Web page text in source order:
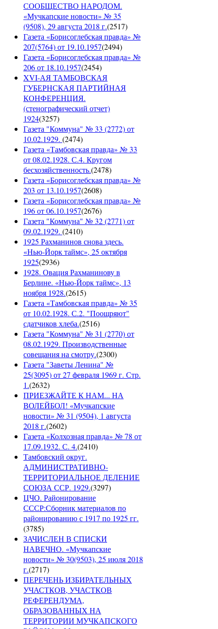
СООБЩЕСТВО НАРОДОМ.
«Мучкапские новости» № 35
(9508), 29 августа 2018 г.(2517)
Газета «Борисоглебская правда» №
207(5764) от 19.10.1957(2494)
Газета «Борисоглебская правда» №
206 от 18.10.1957(2454)
XVI-АЯ ТАМБОВСКАЯ
ГУБЕРНСКАЯ ПАРТИЙНАЯ
КОНФЕРЕНЦИЯ.
(стенографический отчет)
1924(3257)
Газета "Коммуна" № 33 (2772) от
10.02.1929. (2474)
Газета «Тамбовская правда» № 33
от 08.02.1928. С.4. Кругом
бесхозяйственность.(2478)
Газета «Борисоглебская правда» №
203 от 13.10.1957(2608)
Газета «Борисоглебская правда» №
196 от 06.10.1957(2676)
Газета "Коммуна" № 32 (2771) от
09.02.1929. (2410)
1925 Рахманинов снова здесь.
«Нью-Йорк таймс», 25 октября
1925(2936)
1928. Овация Рахманинову в
Берлине. «Нью-Йорк таймс», 13
ноября 1928.(2615)
Газета «Тамбовская правда» № 35
от 10.02.1928. С.2. "Поощряют"
сдатчиков хлеба.(2516)
Газета "Коммуна" № 31 (2770) от
08.02.1929. Производственные
совещания на смотру.(2300)
Газета "Заветы Ленина" №
25(3095) от 27 февраля 1969 г. Стр.
1.(2632)
ПРИЕЗЖАЙТЕ К НАМ... НА
ВОЛЕЙБОЛ! «Мучкапские
новости» № 31 (9504), 1 августа
2018 г.(2602)
Газета «Колхозная правда» № 78 от
17.09.1932. С. 4.(2410)
Тамбовский округ.
АДМИНИСТРАТИВНО-
ТЕРРИТОРИАЛЬНОЕ ДЕЛЕНИЕ
СОЮЗА ССР. 1929.(3297)
ЦЧО. Районирование
СССР:Сборник материалов по
районированию с 1917 по 1925 гг.
(3785)
ЗАЧИСЛЕН В СПИСКИ
НАВЕЧНО. «Мучкапские
новости» № 30(9503), 25 июля 2018
г.(2717)
ПЕРЕЧЕНЬ ИЗБИРАТЕЛЬНЫХ
УЧАСТКОВ, УЧАСТКОВ
РЕФЕРЕНДУМА,
ОБРАЗОВАННЫХ НА
ТЕРРИТОРИИ МУЧКАПСКОГО